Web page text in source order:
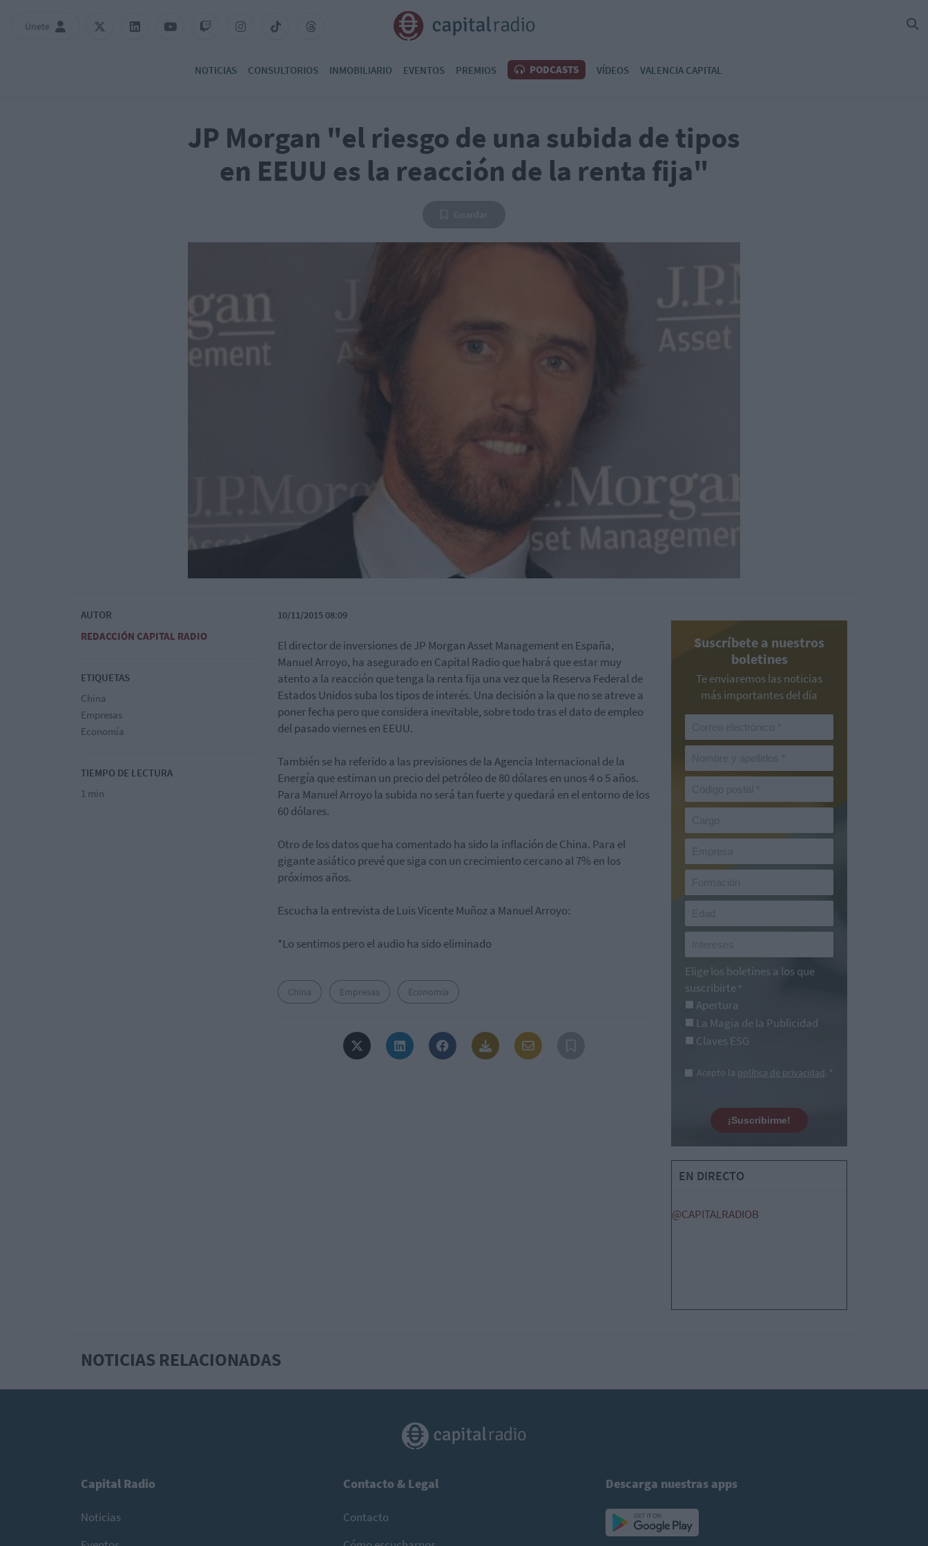
Únete
NOTICIAS CONSULTORIOS INMOBILIARIO EVENTOS PREMIOS PODCASTS VÍDEOS VALENCIA CAPITAL
JP Morgan "el riesgo de una subida de tipos
en EEUU es la reacción de la renta fija"
AUTOR
REDACCIÓN CAPITAL RADIO
ETIQUETAS
China
Empresas
Economía
TIEMPO DE LECTURA
1 min
10/11/2015 08:09
El director de inversiones de JP Morgan Asset Management en España,
Manuel Arroyo, ha asegurado en Capital Radio que habrá que estar muy
atento a la reacción que tenga la renta fija una vez que la Reserva Federal de
Estados Unidos suba los tipos de interés. Una decisión a la que no se atreve a
poner fecha pero que considera inevitable, sobre todo tras el dato de empleo
del pasado viernes en EEUU.
También se ha referido a las previsiones de la Agencia Internacional de la
Energía que estiman un precio del petróleo de 80 dólares en unos 4 o 5 años.
Para Manuel Arroyo la subida no será tan fuerte y quedará en el entorno de los
60 dólares.
Otro de los datos que ha comentado ha sido la inflación de China. Para el
gigante asiático prevé que siga con un crecimiento cercano al 7% en los
próximos años.
Escucha la entrevista de Luis Vicente Muñoz a Manuel Arroyo:
*Lo sentimos pero el audio ha sido eliminado
China Empresas Economía
Suscríbete a nuestros
boletines
Te enviaremos las noticias
más importantes del día
Elige los boletines a los que
suscribirte *
Apertura
La Magia de la Publicidad
Claves ESG
Acepto la política de privacidad. *
¡Suscribirme!
EN DIRECTO
@CAPITALRADIOB
NOTICIAS RELACIONADAS
Capital Radio
Noticias
Contacto & Legal
Contacto
Descarga nuestras apps